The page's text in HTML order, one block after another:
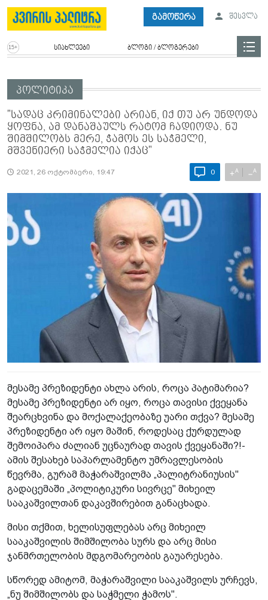
გამოწერა შესვლა
სიახლეები ბლოგი / ბლოგერები
პოლიტიკა
"სადაც კრიმინალები არიან, იქ თუ არ უნდოდა
ყოფნა, ამ დანაშაულს რატომ ჩადიოდა. ნუ
შიმშილობს მერე, ჭამოს ეს საჭმელი,
მშვენიერი საჭმელია იქაც"
2021, 26 ოქტომბერი, 19:47 0 +A −A
მესამე პრეზიდენტი ახლა არის, როცა პატიმარია?
მესამე პრეზიდენტი არ იყო, როცა თავისი ქვეყანა
შეარცხვინა და მოქალაქეობაზე უარი თქვა? მესამე
პრეზიდენტი არ იყო მაშინ, როდესაც ქურდულად
შემოიპარა ძალიან უცნაურად თავის ქვეყანაში?!-
ამის შესახებ საპარლამენტო უმრავლესობის
წევრმა, გურამ მაჭარაშვილმა „პალიტრანიუსის"
გადაცემაში „პოლიტიკური სივრცე" მიხეილ
სააკაშვილთან დაკავშირებით განაცხადა.
მისი თქმით, ხელისუფლებას არც მიხეილ
სააკაშვილის შიმშილობა სურს და არც მისი
ჯანმრთელობის მდგომარეობის გაუარესება.
სწორედ ამიტომ, მაჭარაშვილი სააკაშვილს ურჩევს,
„ნუ შიმშილობს და საჭმელი ჭამოს".